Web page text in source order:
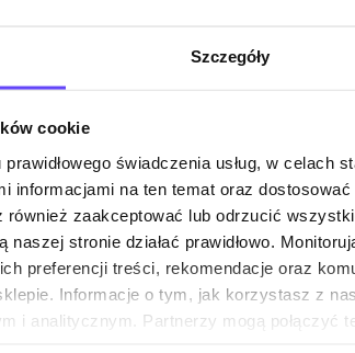
Szczegóły
cookie
świadczenia usług, w celach
informacjami na ten temat oraz
również zaakceptować lub odrzucić
naszej stronie działać prawidłowo.
preferencji treści, rekomendacje oraz
Informacje o tym, jak korzystasz z
i analitycznym. Partnerzy mogą połączyć
dobrana, stanie
Jak
kolekcję!
| 03.03.2022
Ile torebek
przybywa
autor: